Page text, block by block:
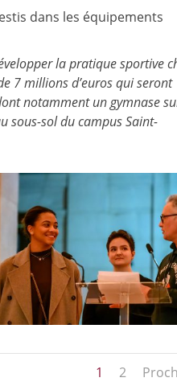
dans les équipements
la pratique sportive
7 millions d’euros qui seront
notamment un gymnase
sous-sol du campus Saint-
1 2